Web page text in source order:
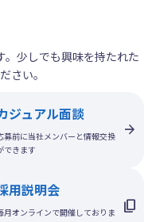
少しでも興味を持たれた
さい。
ジュアル面談
募前に当社メンバーと情報交換
できます
用説明会
月オンラインで開催しておりま